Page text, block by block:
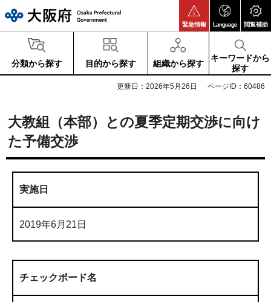
緊急情報 Language 閲覧補助
分類から探す 目的から探す 組織から探す
キーワードから
探す
更新日：2026年5月26日 ページID：60486
大教組（本部）との夏季定期交渉に向け
た予備交渉
実施日
2019年6月21日
チェックボード名